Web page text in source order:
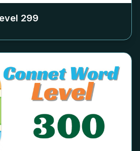
299